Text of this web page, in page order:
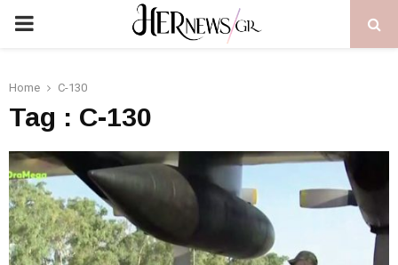
PRIMARY
Home C-130
Tag : C-130